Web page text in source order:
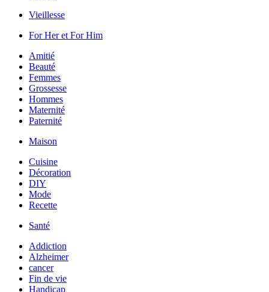
Vieillesse
For Her et For Him
Amitié
Beauté
Femmes
Grossesse
Hommes
Maternité
Paternité
Maison
Cuisine
Décoration
DIY
Mode
Recette
Santé
Addiction
Alzheimer
cancer
Fin de vie
Handicap